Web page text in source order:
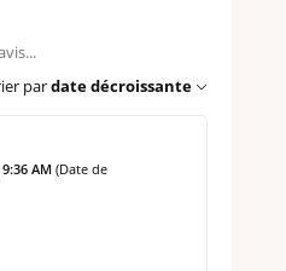
pardate décroissante
AM (Date de